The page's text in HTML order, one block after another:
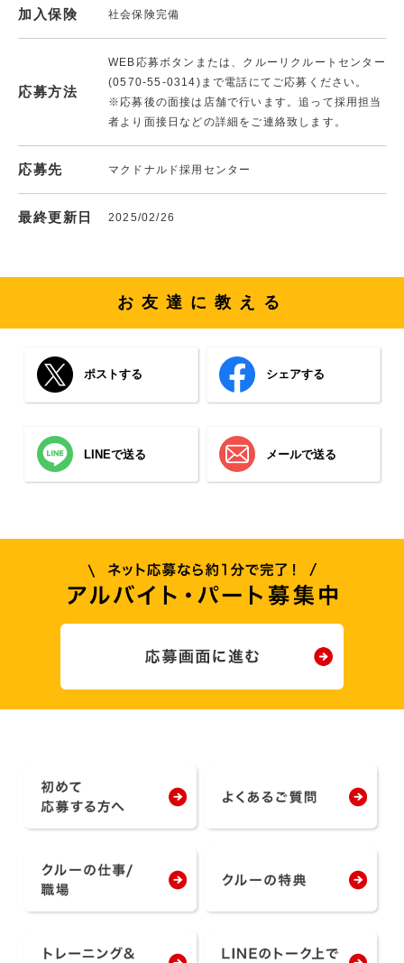
加入保険 社会保険完備
応募方法
WEB応募ボタンまたは、クルーリクルートセンター
(0570-55-0314)まで電話にてご応募ください。
※応募後の面接は店舗で行います。追って採用担当
者より面接日などの詳細をご連絡致します。
応募先 マクドナルド採用センター
最終更新日 2025/02/26
お友達に教える
ポストする シェアする
LINEで送る メールで送る